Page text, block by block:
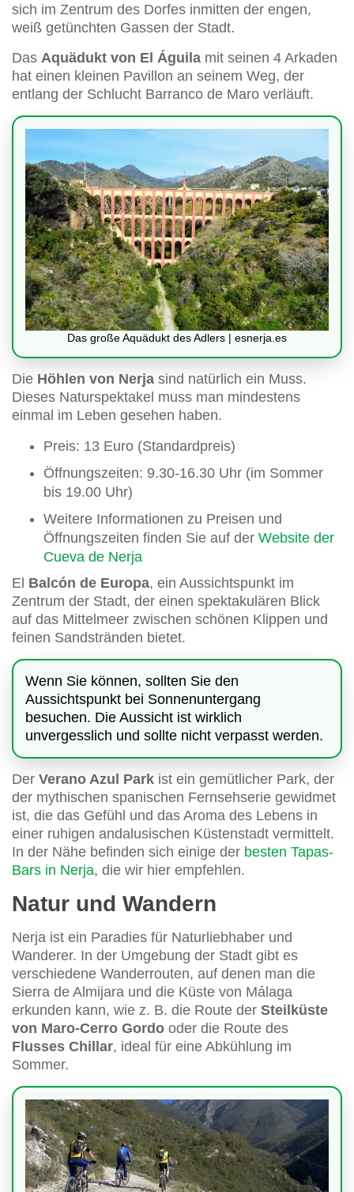
sich im Zentrum des Dorfes inmitten der engen,
weiß getünchten Gassen der Stadt.
Das Aquädukt von El Águila mit seinen 4 Arkaden
hat einen kleinen Pavillon an seinem Weg, der
entlang der Schlucht Barranco de Maro verläuft.
Das große Aquädukt des Adlers | esnerja.es
Die Höhlen von Nerja sind natürlich ein Muss.
Dieses Naturspektakel muss man mindestens
einmal im Leben gesehen haben.
Preis: 13 Euro (Standardpreis)
Öffnungszeiten: 9.30-16.30 Uhr (im Sommer
bis 19.00 Uhr)
Weitere Informationen zu Preisen und
Öffnungszeiten finden Sie auf der Website der
Cueva de Nerja
El Balcón de Europa, ein Aussichtspunkt im
Zentrum der Stadt, der einen spektakulären Blick
auf das Mittelmeer zwischen schönen Klippen und
feinen Sandstränden bietet.
Wenn Sie können, sollten Sie den
Aussichtspunkt bei Sonnenuntergang
besuchen. Die Aussicht ist wirklich
unvergesslich und sollte nicht verpasst werden.
Der Verano Azul Park ist ein gemütlicher Park, der
der mythischen spanischen Fernsehserie gewidmet
ist, die das Gefühl und das Aroma des Lebens in
einer ruhigen andalusischen Küstenstadt vermittelt.
In der Nähe befinden sich einige der besten Tapas-
Bars in Nerja, die wir hier empfehlen.
Natur und Wandern
Nerja ist ein Paradies für Naturliebhaber und
Wanderer. In der Umgebung der Stadt gibt es
verschiedene Wanderrouten, auf denen man die
Sierra de Almijara und die Küste von Málaga
erkunden kann, wie z. B. die Route der Steilküste
von Maro-Cerro Gordo oder die Route des
Flusses Chillar, ideal für eine Abkühlung im
Sommer.